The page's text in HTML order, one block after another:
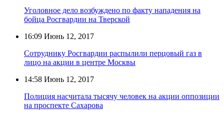
Уголовное дело возбуждено по факту нападения на
бойца Росгвардии на Тверской
16:09 Июнь 12, 2017
Сотруднику Росгвардии распылили перцовый газ в
лицо на акции в центре Москвы
14:58 Июнь 12, 2017
Полиция насчитала тысячу человек на акции оппозиции
на проспекте Сахарова